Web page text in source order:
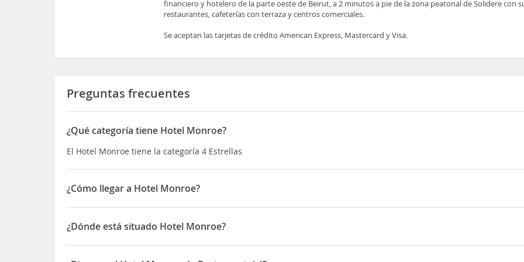
financiero y hotelero de la parte oeste de Beirut, a 2 minutos a pie de la zona peatonal de Solidere con
restaurantes, cafeterías con terraza y centros comerciales.
Se aceptan las tarjetas de crédito American Express, Mastercard y Visa.
Preguntas frecuentes
¿Qué categoría tiene Hotel Monroe?
El Hotel Monroe tiene la categoría 4 Estrellas
¿Cómo llegar a Hotel Monroe?
El hotel está de cara al puerto deportivo de San Jorge y al mar Mediterráneo. Se encuentra en el corazón del barrio
de la parte oeste de Beirut, a 2 minutos a pie de la zona peatonal de Solidere con sus muchos restaurantes,
centros comerciales.
¿Dónde está situado Hotel Monroe?
El Hotel Monroe está situado en Kennedy Street - Solidere